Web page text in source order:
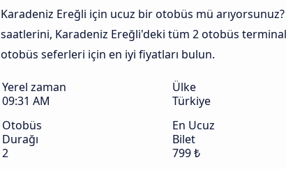
Karadeniz Ereğli için ucuz bir otobüs mü arıyorsunuz?
saatlerini, Karadeniz Ereğli'deki tüm 2 otobüs
otobüs seferleri için en iyi fiyatları bulun.
Yerel zaman
09:31 AM
Ülke
Türkiye
Otobüs
Durağı
2
En Ucuz
Bilet
799 ₺